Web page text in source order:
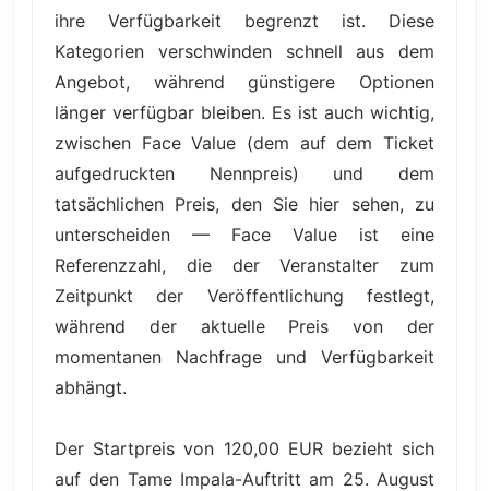
ihre Verfügbarkeit begrenzt ist. Diese
Kategorien verschwinden schnell aus dem
Angebot, während günstigere Optionen
länger verfügbar bleiben. Es ist auch wichtig,
zwischen Face Value (dem auf dem Ticket
aufgedruckten Nennpreis) und dem
tatsächlichen Preis, den Sie hier sehen, zu
unterscheiden — Face Value ist eine
Referenzzahl, die der Veranstalter zum
Zeitpunkt der Veröffentlichung festlegt,
während der aktuelle Preis von der
momentanen Nachfrage und Verfügbarkeit
abhängt.
Der Startpreis von 120,00 EUR bezieht sich
auf den Tame Impala-Auftritt am 25. August